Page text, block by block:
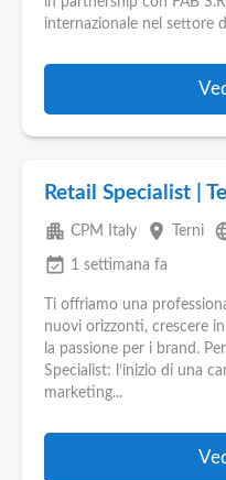
internazionale nel settore
Retail Specialist |
apartment CPM Italy place Terni
event_available 1 settimana fa
Ti offriamo una
nuovi orizzonti, crescere
la passione per i brand.
Specialist: l’inizio di una
marketing...